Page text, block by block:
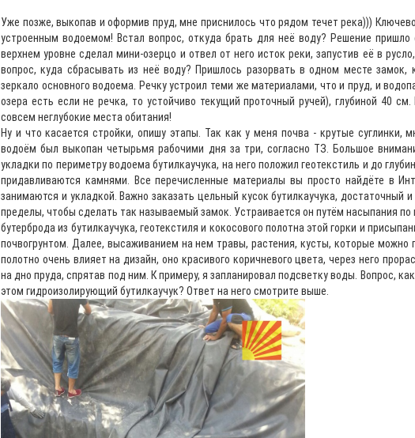
Уже позже, выкопав и оформив пруд, мне приснилось что рядом течет река)))
устроенным водоемом! Встал вопрос, откуда брать для неё воду? Решение
верхнем уровне сделал мини-озерцо и отвел от него исток реки, запустив её в
вопрос, куда сбрасывать из неё воду? Пришлось разорвать в одном месте замок,
зеркало основного водоема. Речку устроил теми же материалами, что и пруд, и
озера есть если не речка, то устойчиво текущий проточный ручей), глубиной 40
совсем неглубокие места обитания!
Ну и что касается стройки, опишу этапы. Так как у меня почва - крутые суглинки,
водоём был выкопан четырьмя рабочими дня за три, согласно ТЗ. Большое
укладки по периметру водоема бутилкаучука, на него положил геотекстиль и до
придавливаются камнями. Все перечисленные материалы вы просто найдёте в
занимаются и укладкой. Важно заказать цельный кусок бутилкаучука,
пределы, чтобы сделать так называемый замок. Устраивается он путём насыпания
бутерброда из бутилкаучука, геотекстиля и кокосового полотна этой горки и
почвогрунтом. Далее, высаживанием на нем травы, растения, кусты, которые можно
полотно очень влияет на дизайн, оно красивого коричневого цвета, через него
на дно пруда, спрятав под ним. К примеру, я запланировал подсветку воды. Вопрос,
этом гидроизолирующий бутилкаучук? Ответ на него смотрите выше.